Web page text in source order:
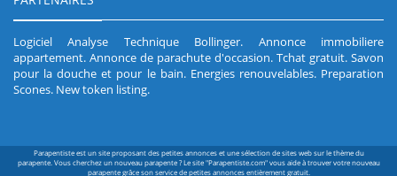
Logiciel Analyse Technique Bollinger. Annonce immobiliere
appartement. Annonce de parachute d'occasion. Tchat gratuit. Savon
pour la douche et pour le bain. Energies renouvelables. Preparation
Scones. New token listing.
Parapentiste est un site proposant des petites annonces et une sélection de sites web sur le thème du
parapente. Vous cherchez un nouveau parapente ? Le site "Parapentiste.com" vous aide à trouver votre nouveau
parapente grâce son service de petites annonces entièrement gratuit.